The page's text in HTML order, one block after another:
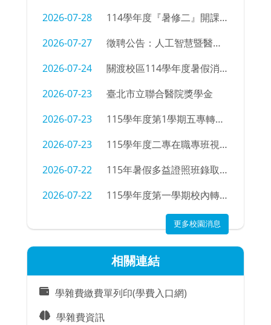
2026-07-28
114學年度『暑修二』開課㇐覽表
2026-07-27
徵聘公告：人工智慧暨醫療應用科 編制外專任教師
2026-07-24
關渡校區114學年度暑假消防設備測試時間
2026-07-23
臺北市立聯合醫院獎學金
2026-07-23
115學年度第1學期五專轉學招生考試錄取公告
2026-07-23
115學年度二專在職專班視光學科新生學號查詢
2026-07-22
115年暑假多益證照班錄取名單
2026-07-22
115學年度第一學期校內轉科錄取名單及注意事項
更多校園消息
相關連結
學雜費繳費單列印(學費入口網)
學雜費資訊